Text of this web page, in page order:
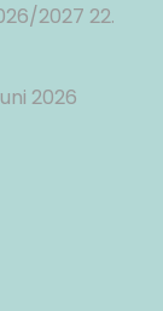
2027 22.
2026